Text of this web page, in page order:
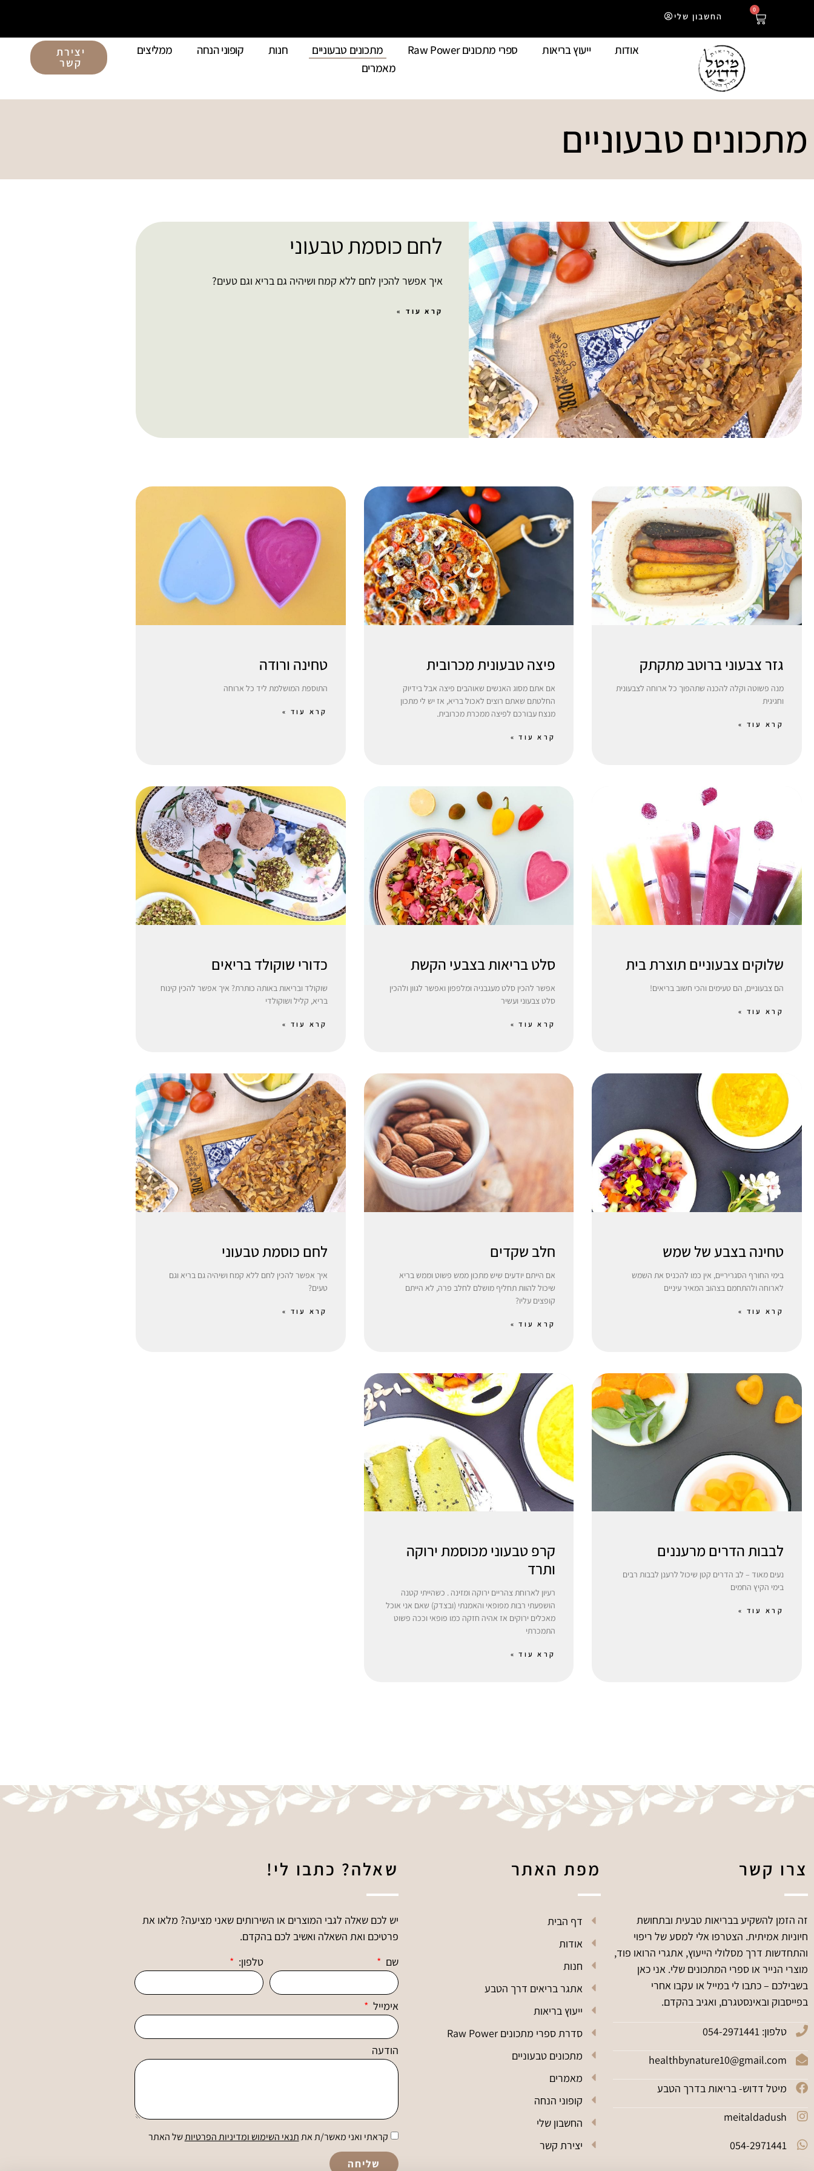
0
החשבון שלי
אודות ייעוץ בריאות ספרי מתכונים Raw Power מתכונים טבעוניים חנות קופוני הנחה
ממליצים
מאמרים
יצירת
קשר
מתכונים טבעוניים
לחם כוסמת טבעוני
איך אפשר להכין לחם ללא קמח ושיהיה גם בריא וגם טעים?
קרא עוד »
גזר צבעוני ברוטב מתקתק
מנה פשוטה וקלה להכנה שתהפוך כל ארוחה לצבעונית
וחגיגית
קרא עוד »
פיצה טבעונית מכרובית
אם אתם מסוג האנשים שאוהבים פיצה אבל בידיוק
החלטתם שאתם רוצים לאכול בריא, אז יש לי מתכון
מנצח עבורכם לפיצה ממכרת מכרובית.
קרא עוד »
טחינה ורודה
התוספת המושלמת ליד כל ארוחה
קרא עוד »
שלוקים צבעוניים תוצרת בית
הם צבעוניים, הם טעימים והכי חשוב בריאים!
קרא עוד »
סלט בריאות בצבעי הקשת
אפשר להכין סלט מעגבניה ומלפפון ואפשר לגוון ולהכין
סלט צבעוני ועשיר
קרא עוד »
כדורי שוקולד בריאים
שוקולד ובריאות באותה כותרת? איך אפשר להכין קינוח
בריא, קליל ושוקולדי
קרא עוד »
טחינה בצבע של שמש
בימי החורף הסגריריים, אין כמו להכניס את השמש
לארוחה ולהתחמם בצהוב המאיר עיניים
קרא עוד »
חלב שקדים
אם הייתם יודעים שיש מתכון ממש פשוט וממש בריא
שיכול להוות תחליף מושלם לחלב פרה, לא הייתם
קופצים עליו?
קרא עוד »
לחם כוסמת טבעוני
איך אפשר להכין לחם ללא קמח ושיהיה גם בריא וגם
טעים?
קרא עוד »
לבבות הדרים מרעננים
נעים מאוד – לב הדרים קטן שיכול לרענן לבבות רבים
בימי הקיץ החמים
קרא עוד »
קרפ טבעוני מכוסמת ירוקה
ותרד
רעיון לארוחת צהריים ירוקה ומזינה . כשהייתי קטנה
הושפעתי רבות מפופאי והאמנתי (ובצדק) שאם אני אוכל
מאכלים ירוקים אז אהיה חזקה כמו פופאי וככה פשוט
התמכרתי
קרא עוד »
צרו קשר
זה הזמן להשקיע בבריאות טבעית ובתחושת
חיוניות אמיתית. הצטרפו אלי למסע של ריפוי
והתחדשות דרך מסלולי הייעוץ, אתגרי הרואו פוד,
מוצרי הנייר או ספרי המתכונים שלי. אני כאן
בשבילכם – כתבו לי במייל או עקבו אחרי
בפייסבוק ובאינסטגרם, ואגיב בהקדם.
טלפון: 054-2971441
healthbynature10@gmail.com
מיטל דדוש- בריאות בדרך הטבע
meitaldadush
054-2971441
מפת האתר
דף הבית
אודות
חנות
אתגר בריאים דרך הטבע
ייעוץ בריאות
סדרת ספרי מתכונים Raw Power
מתכונים טבעוניים
מאמרים
קופוני הנחה
החשבון שלי
יצירת קשר
שאלה? כתבו לי!
יש לכם שאלה לגבי המוצרים או השירותים שאני מציעה? מלאו את
פרטיכם ואת השאלה ואשיב לכם בהקדם.
שם
טלפון:
אימייל
הודעה
קראתי ואני מאשר/ת אתתנאי השימוש ומדיניות הפרטיותשל האתר
שליחה